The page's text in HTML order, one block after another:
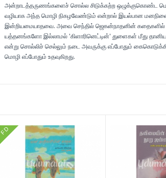
அன்றாடத்தருணங்களைச் சொல்ல சிடுக்கற்ற ஒழுக்குகொண்ட
வழியாக அந்த மொழி நிகழவேண்டும் என்றால் இயல்பான
இன்றியமையாதவை. அவை செந்தில் ஜெகன்நாதனின்
யத்தனங்களோ இல்லாமல் 'கிளாரினெட்டின்' துளைகள் மீது
என்று சொல்லிச் செல்லும் நடை அவருக்கு எப்போதும்
மொழி எப்போதும் உதவுகிறது.
FD